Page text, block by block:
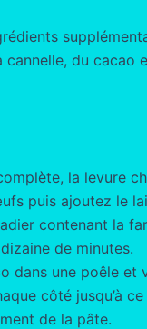
du
la levure
puis ajoutez le
contenant la
de minutes.
dans une poêle
côté jusqu’à
de la pâte.